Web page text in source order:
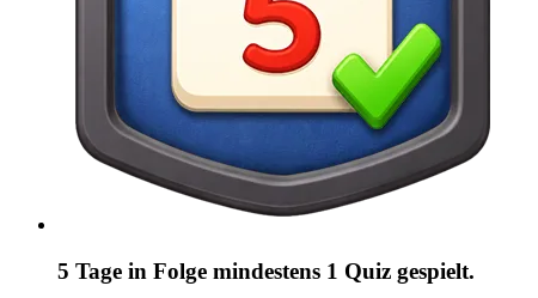
5 Tage in Folge mindestens 1 Quiz gespielt.